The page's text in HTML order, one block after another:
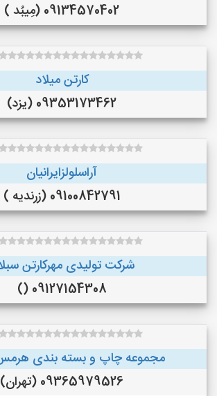
09134570402 (مِیبُد )
کارتن میلاد
09353173462 (یزد)
آراسلولزایرانیان
09100842791 (زرندیه )
شرکت تولیدی مهرکارتن
09127154308 ()
مجموعه چاپ و بسته بندی
09365979526 (تهران)